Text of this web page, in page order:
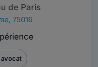
de Paris
75016